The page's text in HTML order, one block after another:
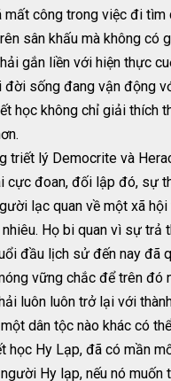
công trong việc đi
sân khấu mà không
gắn liền với hiện thực
sống đang vận động
học không chỉ giải thích
triết lý Democrite và
đoan, đối lập đó, sự
lạc quan về một xã
Họ bi quan vì sự
đầu lịch sử đến nay đã
vững chắc để trên đó
luôn luôn trở lại với
dân tộc nào khác có
học Hy Lạp, đã có mần
Hy lạp, nếu nó